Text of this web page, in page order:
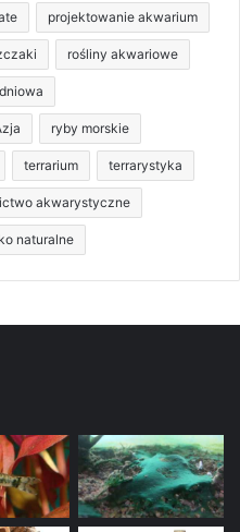
projektowanie akwarium
rośliny akwariowe
ryby morskie
terrarium terrarystyka
akwarystyczne
naturalne